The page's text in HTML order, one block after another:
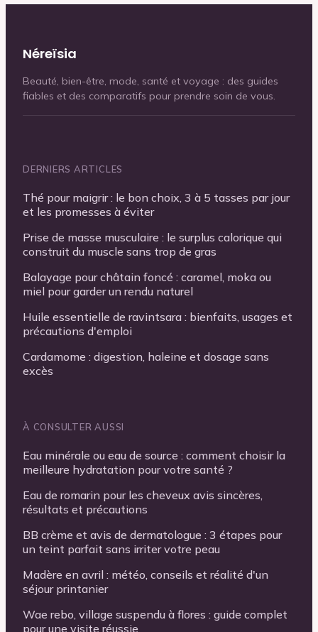
Néreïsia
Beauté, bien-être, mode, santé et voyage : des guides
fiables et des comparatifs pour prendre soin de vous.
DERNIERS ARTICLES
Thé pour maigrir : le bon choix, 3 à 5 tasses par jour
et les promesses à éviter
Prise de masse musculaire : le surplus calorique qui
construit du muscle sans trop de gras
Balayage pour châtain foncé : caramel, moka ou
miel pour garder un rendu naturel
Huile essentielle de ravintsara : bienfaits, usages et
précautions d'emploi
Cardamome : digestion, haleine et dosage sans
excès
À CONSULTER AUSSI
Eau minérale ou eau de source : comment choisir la
meilleure hydratation pour votre santé ?
Eau de romarin pour les cheveux avis sincères,
résultats et précautions
BB crème et avis de dermatologue : 3 étapes pour
un teint parfait sans irriter votre peau
Madère en avril : météo, conseils et réalité d'un
séjour printanier
Wae rebo, village suspendu à flores : guide complet
pour une visite réussie